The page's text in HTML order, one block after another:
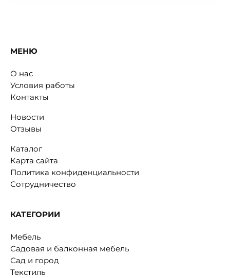
МЕНЮ
О нас
Условия работы
Контакты
Новости
Отзывы
Каталог
Карта сайта
Политика конфиденциальности
Сотрудничество
КАТЕГОРИИ
Мебель
Садовая и балконная мебель
Сад и город
Текстиль